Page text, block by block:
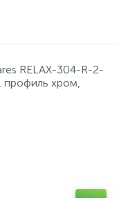
RELAX-304-R-2-
профиль хром,